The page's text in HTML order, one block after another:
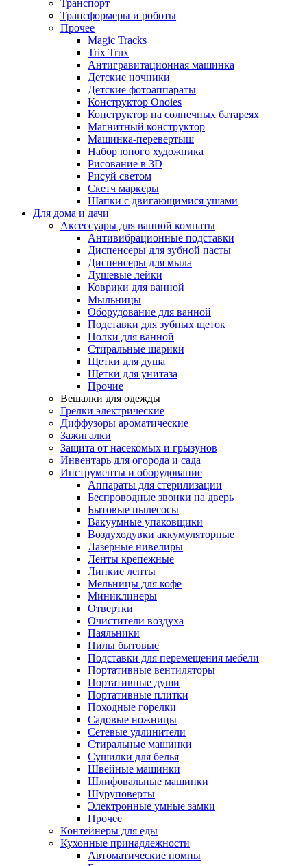
Транспорт
Трансформеры и роботы
Прочее
Magic Tracks
Trix Trux
Антигравитационная машинка
Детские ночники
Детские фотоаппараты
Конструктор Onoies
Конструктор на солнечных батареях
Магнитный конструктор
Машинка-перевертыш
Набор юного художника
Рисование в 3D
Рисуй светом
Скетч маркеры
Шапки с двигающимися ушами
Для дома и дачи
Аксессуары для ванной комнаты
Антивибрационные подставки
Диспенсеры для зубной пасты
Диспенсеры для мыла
Душевые лейки
Коврики для ванной
Мыльницы
Оборудование для ванной
Подставки для зубных щеток
Полки для ванной
Стиральные шарики
Щетки для душа
Щетки для унитаза
Прочие
Вешалки для одежды
Грелки электрические
Диффузоры ароматические
Зажигалки
Защита от насекомых и грызунов
Инвентарь для огорода и сада
Инструменты и оборудование
Аппараты для стерилизации
Беспроводные звонки на дверь
Бытовые пылесосы
Вакуумные упаковщики
Воздуходувки аккумуляторные
Лазерные нивелиры
Ленты крепежные
Липкие ленты
Мельницы для кофе
Миниклинеры
Отвертки
Очистители воздуха
Паяльники
Пилы бытовые
Подставки для перемещения мебели
Портативные вентиляторы
Портативные души
Портативные плитки
Походные горелки
Садовые ножницы
Сетевые удлинители
Стиральные машинки
Сушилки для белья
Швейные машинки
Шлифовальные машинки
Шуруповерты
Электронные умные замки
Прочее
Контейнеры для еды
Кухонные принадлежности
Автоматические помпы